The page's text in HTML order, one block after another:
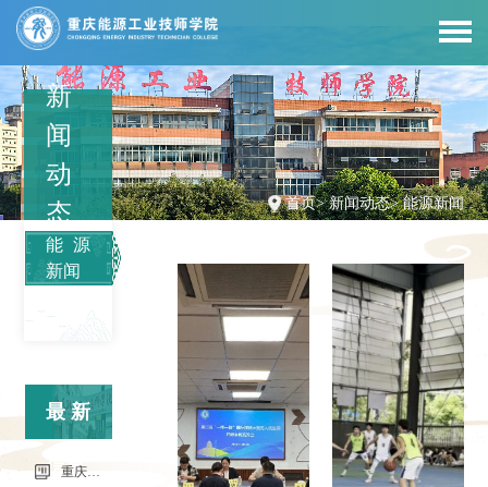
首页>新闻动态>能源新闻
新
闻
动
态
能源
新闻
最新
信息